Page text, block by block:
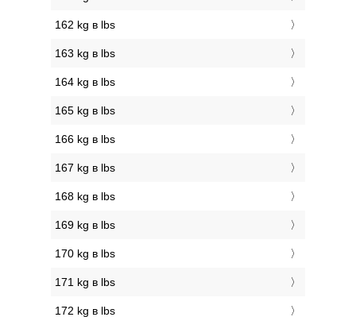
162 kg в lbs
163 kg в lbs
164 kg в lbs
165 kg в lbs
166 kg в lbs
167 kg в lbs
168 kg в lbs
169 kg в lbs
170 kg в lbs
171 kg в lbs
172 kg в lbs